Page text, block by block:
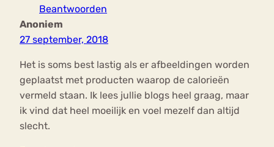
Beantwoorden
Anoniem
27 september, 2018
Het is soms best lastig als er afbeeldingen worden
geplaatst met producten waarop de calorieën
vermeld staan. Ik lees jullie blogs heel graag, maar
ik vind dat heel moeilijk en voel mezelf dan altijd
slecht.